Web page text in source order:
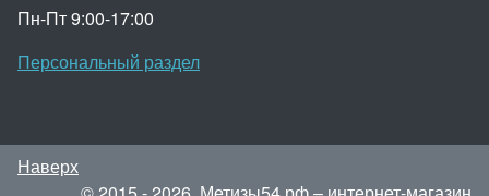
Пн-Пт 9:00-17:00
Персональный раздел
Наверх